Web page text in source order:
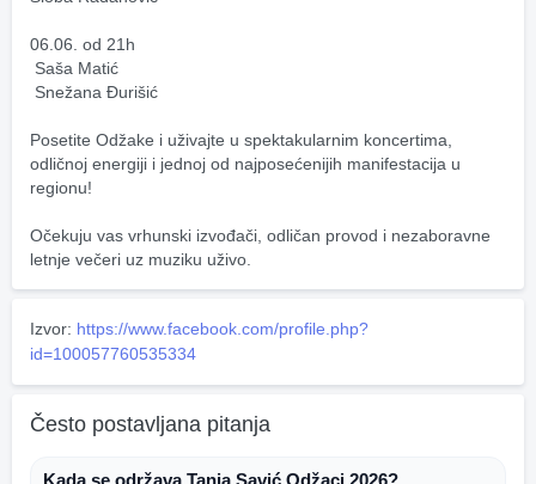
06.06. od 21h
Saša Matić
Snežana Đurišić
Posetite Odžake i uživajte u spektakularnim koncertima,
odličnoj energiji i jednoj od najposećenijih manifestacija u
regionu!
Očekuju vas vrhunski izvođači, odličan provod i nezaboravne
letnje večeri uz muziku uživo.
Izvor: https://www.facebook.com/profile.php?
id=100057760535334
Često postavljana pitanja